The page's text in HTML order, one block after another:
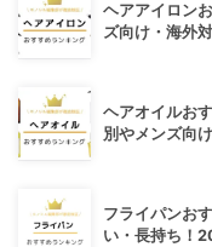
ヘアアイロン
ズ向け・海外
ヘアオイルお
別やメンズ向け
フライパンお
い・長持ち！